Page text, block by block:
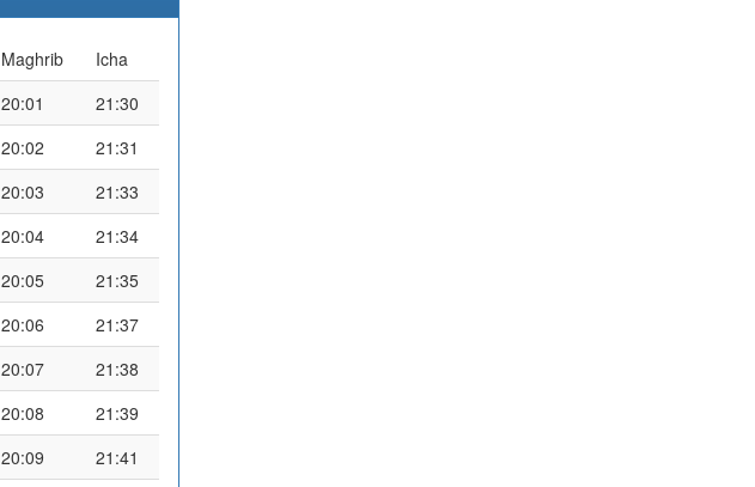
Maghrib
Icha
20:01
21:30
20:02
21:31
20:03
21:33
20:04
21:34
20:05
21:35
20:06
21:37
20:07
21:38
20:08
21:39
20:09
21:41